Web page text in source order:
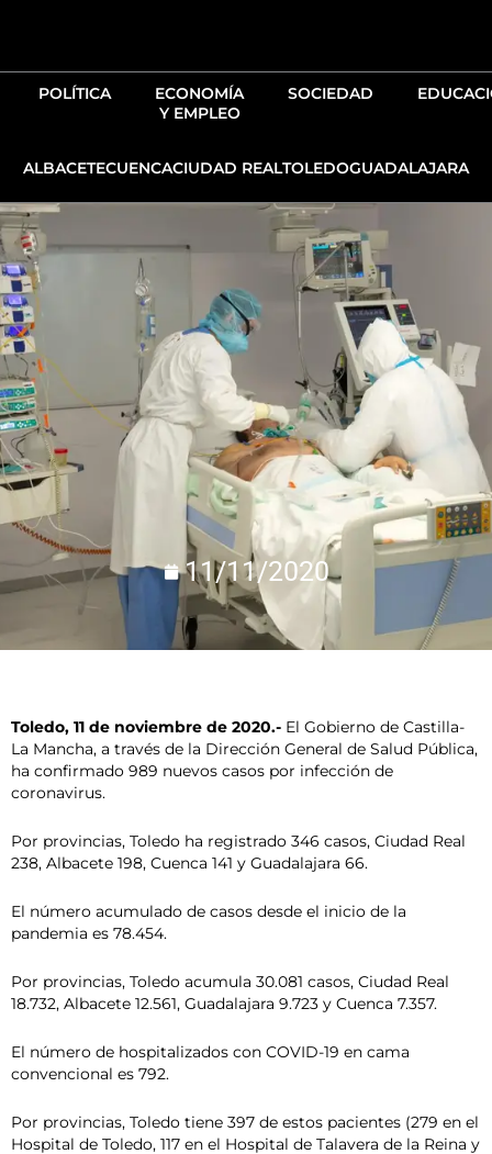
POLÍTICA
ECONOMÍA
Y EMPLEO
SOCIEDAD
ALBACETECUENCACIUDAD REALTOLEDOGUADALAJARA
11/11/2020
Toledo, 11 de noviembre de 2020.- El Gobierno de Castilla-
La Mancha, a través de la Dirección General de Salud Pública,
ha confirmado 989 nuevos casos por infección de
coronavirus.
Por provincias, Toledo ha registrado 346 casos, Ciudad Real
238, Albacete 198, Cuenca 141 y Guadalajara 66.
El número acumulado de casos desde el inicio de la
pandemia es 78.454.
Por provincias, Toledo acumula 30.081 casos, Ciudad Real
18.732, Albacete 12.561, Guadalajara 9.723 y Cuenca 7.357.
El número de hospitalizados con COVID-19 en cama
convencional es 792.
Por provincias, Toledo tiene 397 de estos pacientes (279 en el
Hospital de Toledo, 117 en el Hospital de Talavera de la Reina y